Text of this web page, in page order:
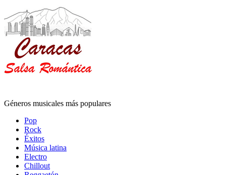
Géneros musicales más populares
Pop
Rock
Éxitos
Música latina
Electro
Chillout